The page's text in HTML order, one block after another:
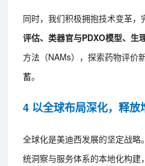
同时，我们积极拥抱技术变革，
评估、类器官与PDXO模型、生
方法（NAMs），探索药物评价
蓄。
4 以全球布局深化，释放
全球化是美迪西发展的坚定战略
统洞察与服务体系的本地化构